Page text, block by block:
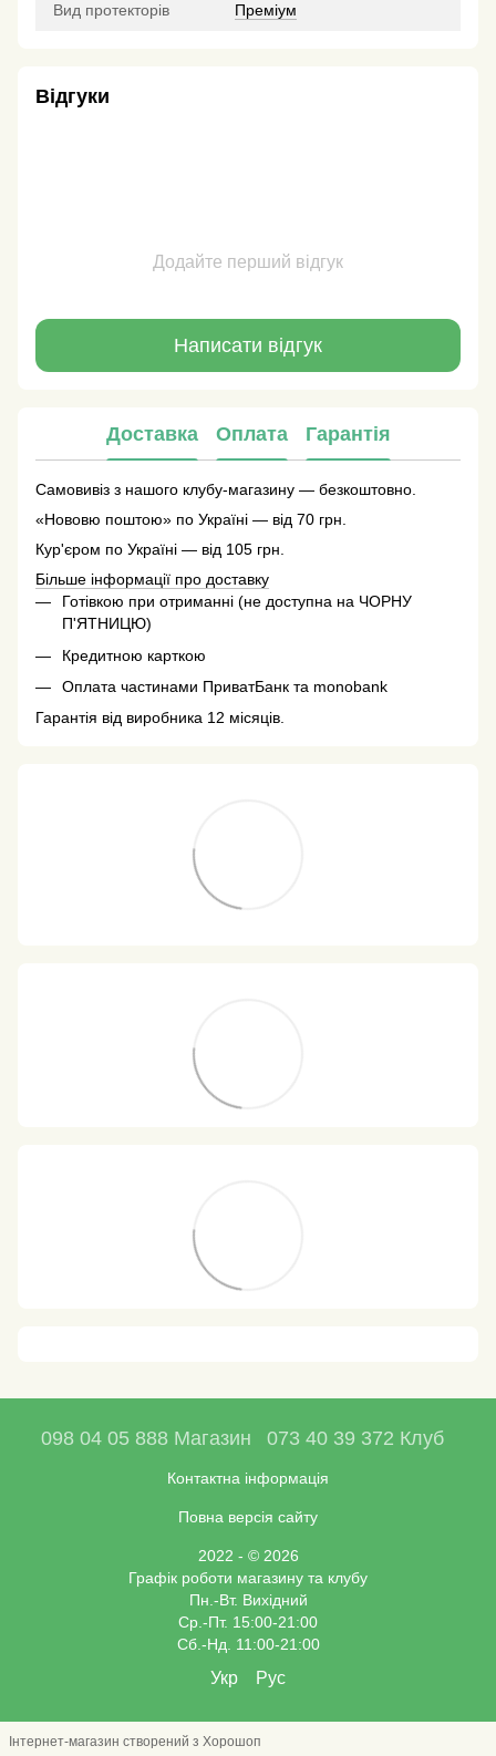
Вид протекторів Преміум
Відгуки
Додайте перший відгук
Написати відгук
Доставка Оплата Гарантія
Самовивіз з нашого клубу-магазину — безкоштовно.
«Нововю поштою» по Україні — від 70 грн.
Кур'єром по Україні — від 105 грн.
Більше інформації про доставку
Готівкою при отриманні (не доступна на ЧОРНУ
П'ЯТНИЦЮ)
Кредитною карткою
Оплата частинами ПриватБанк та monobank
Гарантія від виробника 12 місяців.
098 04 05 888 Магазин 073 40 39 372 Клуб
Контактна інформація
Повна версія сайту
2022 - © 2026
Графік роботи магазину та клубу
Пн.-Вт. Вихідний
Ср.-Пт. 15:00-21:00
Сб.-Нд. 11:00-21:00
Укр Рус
Інтернет-магазин створений з Хорошоп